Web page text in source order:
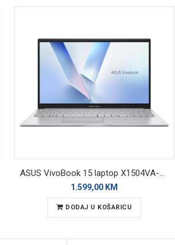
1.599,00 KM
DODAJ U KOŠARICU